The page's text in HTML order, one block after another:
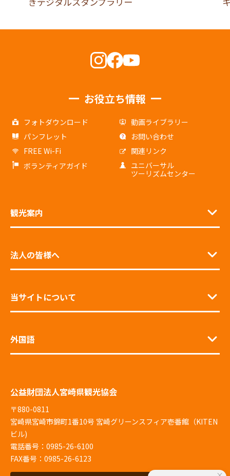
お役立ち情報
フォトダウンロード
動画ライブラリー
パンフレット
お問い合わせ
FREE Wi-Fi
関連リンク
ボランティアガイド
ユニバーサル
ツーリズムセンター
観光案内
法人の皆様へ
当サイトについて
外国語
公益財団法人宮崎県観光協会
〒880-0811
宮崎県宮崎市錦町1番10号 宮崎グリーンスフィア壱番館（KITEN
ビル)
電話番号：0985-26-6100
FAX番号：0985-26-6123